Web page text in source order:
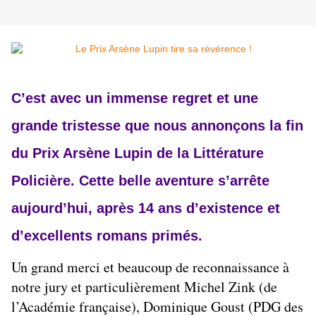
C’est avec un immense regret et une
grande tristesse que nous annonçons la fin
du Prix Arsène Lupin de la Littérature
Policière. Cette belle aventure s’arrête
aujourd’hui, après 14 ans d’existence et
d’excellents romans primés.
Un grand merci et beaucoup de reconnaissance à
notre jury et particulièrement Michel Zink (de
l’Académie française), Dominique Goust (PDG des